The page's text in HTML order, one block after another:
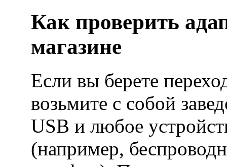
Как проверить
магазине
Если вы берете
возьмите с собой
USB и любое
(например,